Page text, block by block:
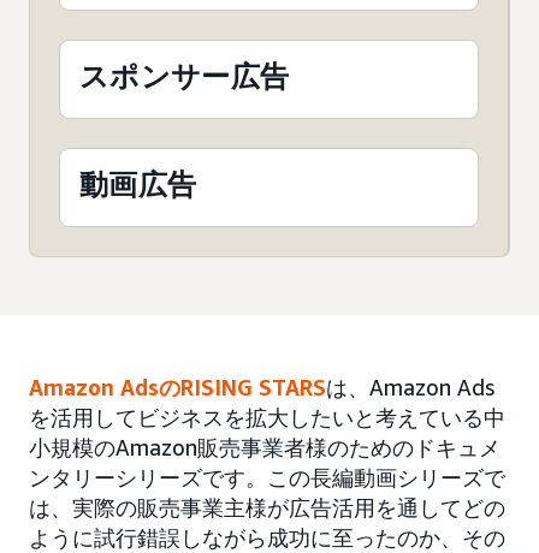
スポンサー広告
動画広告
Amazon AdsのRISING STARSは、Amazon Ads
を活用してビジネスを拡大したいと考えている中
小規模のAmazon販売事業者様のためのドキュメ
ンタリーシリーズです。この長編動画シリーズで
は、実際の販売事業主様が広告活用を通してどの
ように試行錯誤しながら成功に至ったのか、その